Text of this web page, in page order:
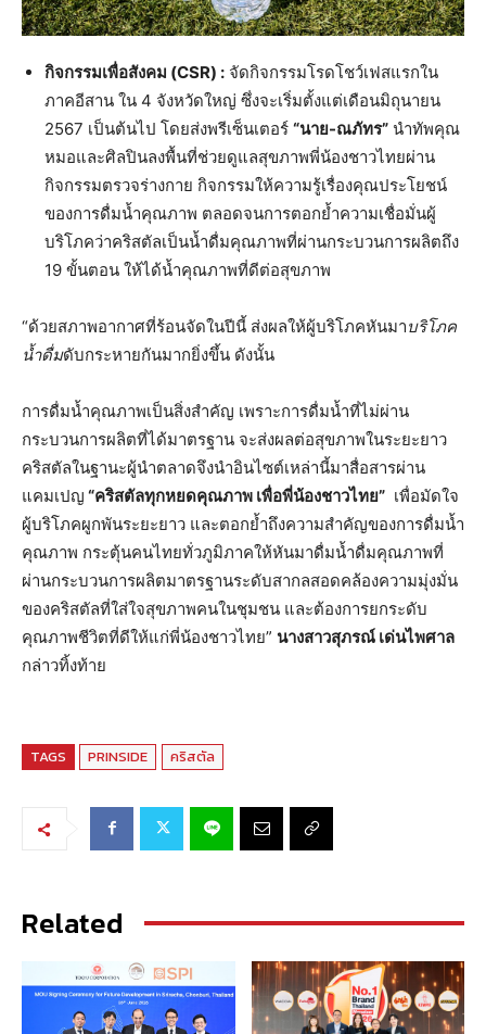
กิจกรรมเพื่อสังคม (CSR) : จัดกิจกรรมโรดโชว์เฟสแรกใน
ภาคอีสาน ใน 4 จังหวัดใหญ่ ซึ่งจะเริ่มตั้งแต่เดือนมิถุนายน
2567 เป็นต้นไป โดยส่งพรีเซ็นเตอร์ “นาย-ณภัทร” นำทัพคุณ
หมอและศิลปินลงพื้นที่ช่วยดูแลสุขภาพพี่น้องชาวไทยผ่าน
กิจกรรมตรวจร่างกาย กิจกรรมให้ความรู้เรื่องคุณประโยชน์
ของการดื่มน้ำคุณภาพ ตลอดจนการตอกย้ำความเชื่อมั่นผู้
บริโภคว่าคริสตัลเป็นน้ำดื่มคุณภาพที่ผ่านกระบวนการผลิตถึง
19 ขั้นตอน ให้ได้น้ำคุณภาพที่ดีต่อสุขภาพ
“ด้วยสภาพอากาศที่ร้อนจัดในปีนี้ ส่งผลให้ผู้บริโภคหันมาบริโภค
น้ำดื่มดับกระหายกันมากยิ่งขึ้น ดังนั้น
การดื่มน้ำคุณภาพเป็นสิ่งสำคัญ เพราะการดื่มน้ำที่ไม่ผ่าน
กระบวนการผลิตที่ได้มาตรฐาน จะส่งผลต่อสุขภาพในระยะยาว
คริสตัลในฐานะผู้นำตลาดจึงนำอินไซต์เหล่านี้มาสื่อสารผ่าน
แคมเปญ “คริสตัลทุกหยดคุณภาพ เพื่อพี่น้องชาวไทย” เพื่อมัดใจ
ผู้บริโภคผูกพันระยะยาว และตอกย้ำถึงความสำคัญของการดื่มน้ำ
คุณภาพ กระตุ้นคนไทยทั่วภูมิภาคให้หันมาดื่มน้ำดื่มคุณภาพที่
ผ่านกระบวนการผลิตมาตรฐานระดับสากลสอดคล้องความมุ่งมั่น
ของคริสตัลที่ใส่ใจสุขภาพคนในชุมชน และต้องการยกระดับ
คุณภาพชีวิตที่ดีให้แก่พี่น้องชาวไทย” นางสาวสุภรณ์ เด่นไพศาล
กล่าวทิ้งท้าย
TAGS PRINSIDE คริสตัล
Related